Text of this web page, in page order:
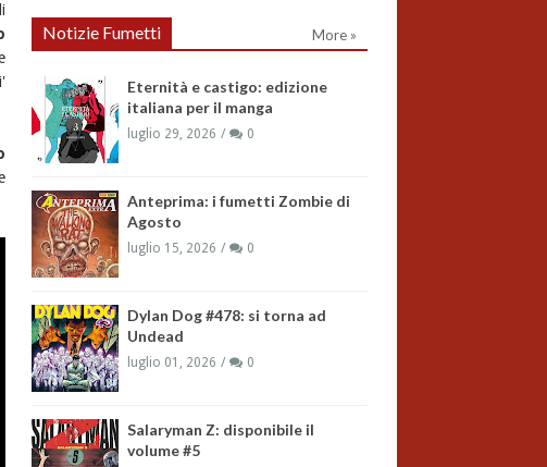
Notizie Fumetti More »
Eternità e castigo: edizione
italiana per il manga
luglio 29, 2026 0
Anteprima: i fumetti Zombie di
Agosto
luglio 15, 2026 0
Dylan Dog #478: si torna ad
Undead
luglio 01, 2026 0
Salaryman Z: disponibile il
volume #5